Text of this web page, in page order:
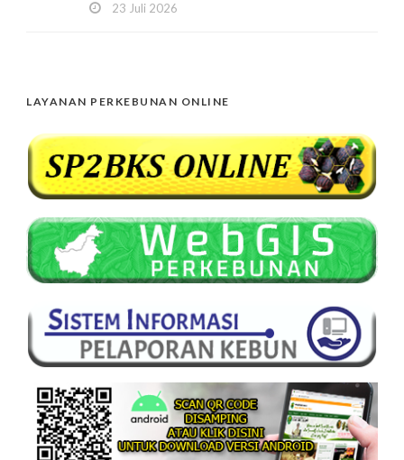
23 Juli 2026
LAYANAN PERKEBUNAN ONLINE